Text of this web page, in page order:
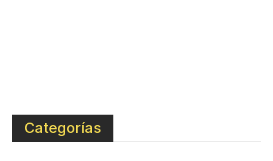
Categorías